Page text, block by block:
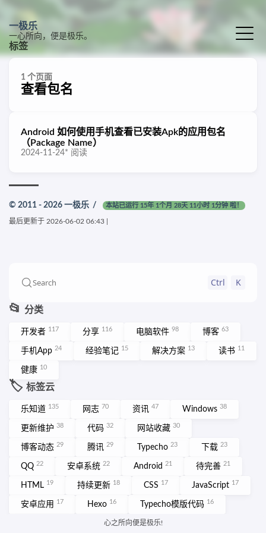
一极乐
一心所向，便是极乐。
Search Ctrl K
📂 分类
开发者 117 分享 116 电脑软件 98 博客 63
手机App 24 经验笔记 15 解决方案 13 读书 11
健康 10
🏷️ 标签云
乐知道 135 网志 70 资讯 47 Windows 38
更新维护 38 代码 32 网站收藏 30
博客动态 29 腾讯 29 Typecho 23 下载 23
QQ 22 安卓系统 22 Android 21 待完善 21
HTML 19 持续更新 18 CSS 17 JavaScript 17
安卓应用 17 Hexo 16 Typecho模版代码 16
More ➡️
标签
1 个页面
查看包名
Android 如何使用手机查看已安装Apk的应用包名
（Package Name）
2024-11-24* 阅读
© 2011 - 2026 一极乐 / 本站已运行 15年 1个月 28天 11小时 1分钟 啦！
最后更新于 2026-06-02 06:43
心之所向便是极乐!